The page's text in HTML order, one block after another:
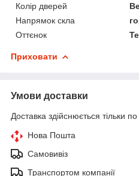
Колір дверей
Напрямок скла
Оттєнок
Приховати
Умови доставки
Доставка здійснюється тільки
Нова Пошта
Самовивіз
Транспортом компанії